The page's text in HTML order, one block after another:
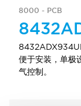
8000 - PCB
便于安装，单极
气控制。